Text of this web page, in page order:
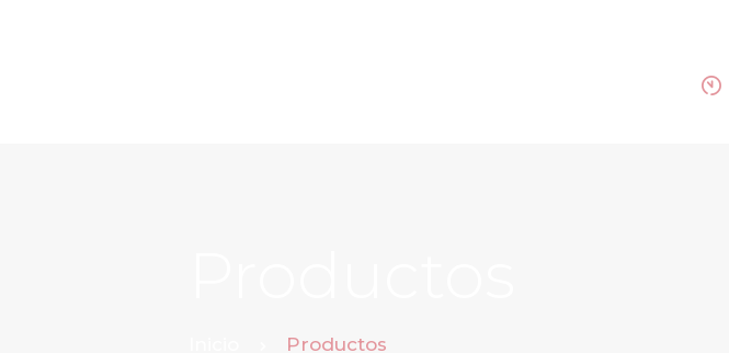
Productos